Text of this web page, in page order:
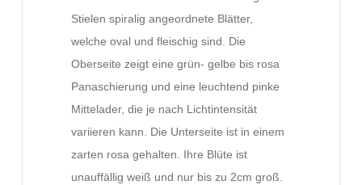
Stielen spiralig angeordnete Blätter,
welche oval und fleischig sind. Die
Oberseite zeigt eine grün- gelbe bis rosa
Panaschierung und eine leuchtend pinke
Mittelader, die je nach Lichtintensität
variieren kann. Die Unterseite ist in einem
zarten rosa gehalten. Ihre Blüte ist
unauffällig weiß und nur bis zu 2cm groß.